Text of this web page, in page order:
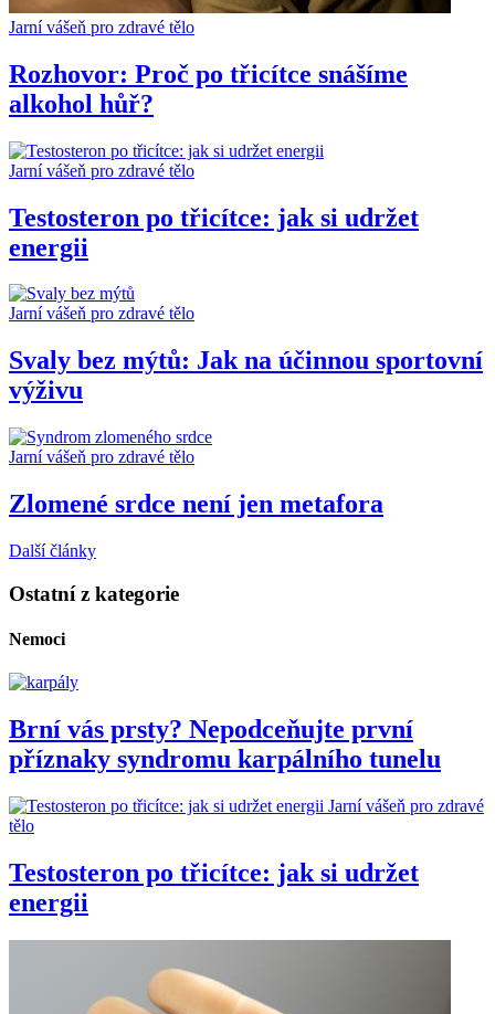
Jarní vášeň pro zdravé tělo
Rozhovor: Proč po třicítce snášíme
alkohol hůř?
Jarní vášeň pro zdravé tělo
Testosteron po třicítce: jak si udržet
energii
Jarní vášeň pro zdravé tělo
Svaly bez mýtů: Jak na účinnou sportovní
výživu
Jarní vášeň pro zdravé tělo
Zlomené srdce není jen metafora
Další články
Ostatní z kategorie
Nemoci
Brní vás prsty? Nepodceňujte první
příznaky syndromu karpálního tunelu
Jarní vášeň pro zdravé
tělo
Testosteron po třicítce: jak si udržet
energii